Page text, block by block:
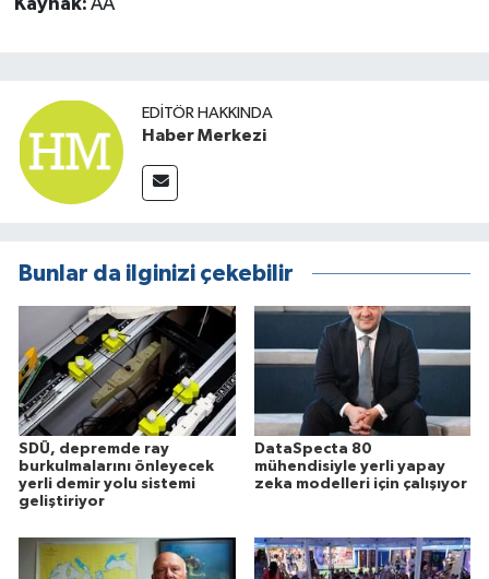
Kaynak: AA
EDITÖR HAKKINDA
Haber Merkezi
Bunlar da ilginizi çekebilir
SDÜ, depremde ray
burkulmalarını önleyecek
yerli demir yolu sistemi
geliştiriyor
DataSpecta 80
mühendisiyle yerli yapay
zeka modelleri için çalışıyor